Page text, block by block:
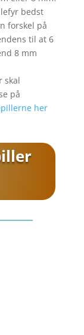
bedst
forskel på
til at 6
8 mm
skal
på
her